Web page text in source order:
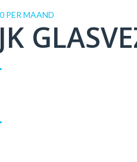
PER MAAND